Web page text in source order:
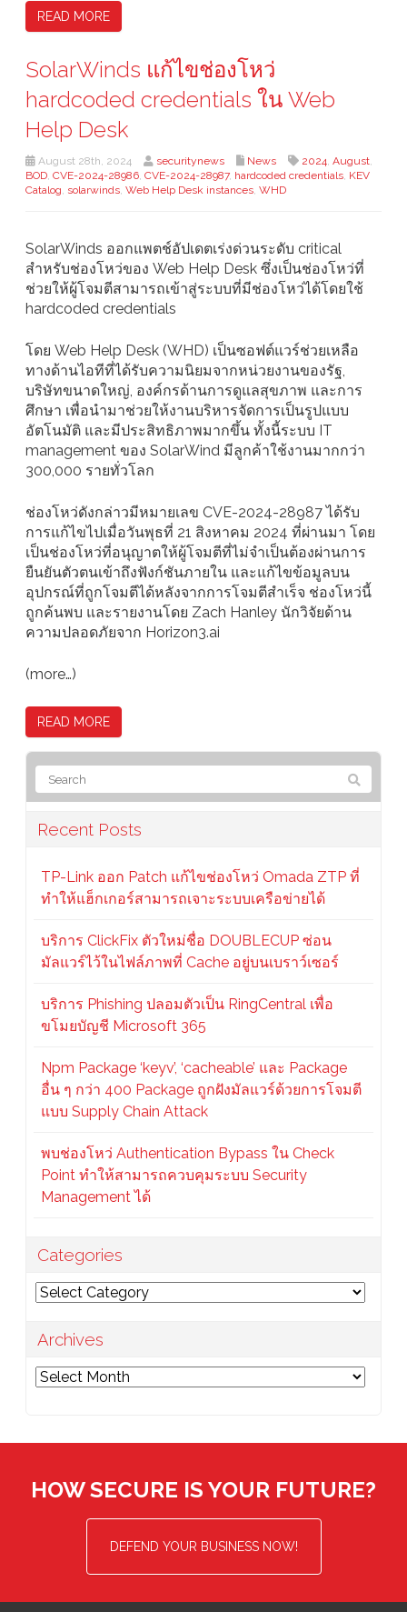
READ MORE
SolarWinds แก้ไขช่องโหว่
hardcoded credentials ใน Web
Help Desk
August 28th, 2024 securitynews News 2024, August,
BOD, CVE-2024-28986, CVE-2024-28987, hardcoded credentials, KEV
Catalog, solarwinds, Web Help Desk instances, WHD
SolarWinds ออกแพตช์อัปเดตเร่งด่วนระดับ critical
สำหรับช่องโหว่ของ Web Help Desk ซึ่งเป็นช่องโหว่ที่
ช่วยให้ผู้โจมตีสามารถเข้าสู่ระบบที่มีช่องโหว่ได้โดยใช้
hardcoded credentials
โดย Web Help Desk (WHD) เป็นซอฟต์แวร์ช่วยเหลือ
ทางด้านไอทีที่ได้รับความนิยมจากหน่วยงานของรัฐ,
บริษัทขนาดใหญ่, องค์กรด้านการดูแลสุขภาพ และการ
ศึกษา เพื่อนำมาช่วยให้งานบริหารจัดการเป็นรูปแบบ
อัตโนมัติ และมีประสิทธิภาพมากขึ้น ทั้งนี้ระบบ IT
management ของ SolarWind มีลูกค้าใช้งานมากกว่า
300,000 รายทั่วโลก
ช่องโหว่ดังกล่าวมีหมายเลข CVE-2024-28987 ได้รับ
การแก้ไขไปเมื่อวันพุธที่ 21 สิงหาคม 2024 ที่ผ่านมา โดย
เป็นช่องโหว่ที่อนุญาตให้ผู้โจมตีที่ไม่จำเป็นต้องผ่านการ
ยืนยันตัวตนเข้าถึงฟังก์ชันภายใน และแก้ไขข้อมูลบน
อุปกรณ์ที่ถูกโจมตีได้หลังจากการโจมตีสำเร็จ ช่องโหว่นี้
ถูกค้นพบ และรายงานโดย Zach Hanley นักวิจัยด้าน
ความปลอดภัยจาก Horizon3.ai
(more…)
READ MORE
Recent Posts
TP-Link ออก Patch แก้ไขช่องโหว่ Omada ZTP ที่
ทำให้แฮ็กเกอร์สามารถเจาะระบบเครือข่ายได้
บริการ ClickFix ตัวใหม่ชื่อ DOUBLECUP ซ่อน
มัลแวร์ไว้ในไฟล์ภาพที่ Cache อยู่บนเบราว์เซอร์
บริการ Phishing ปลอมตัวเป็น RingCentral เพื่อ
ขโมยบัญชี Microsoft 365
Npm Package ‘keyv’, ‘cacheable’ และ Package
อื่น ๆ กว่า 400 Package ถูกฝังมัลแวร์ด้วยการโจมตี
แบบ Supply Chain Attack
พบช่องโหว่ Authentication Bypass ใน Check
Point ทำให้สามารถควบคุมระบบ Security
Management ได้
Categories
Categories
Archives
Archives
HOW SECURE IS YOUR FUTURE?
DEFEND YOUR BUSINESS NOW!